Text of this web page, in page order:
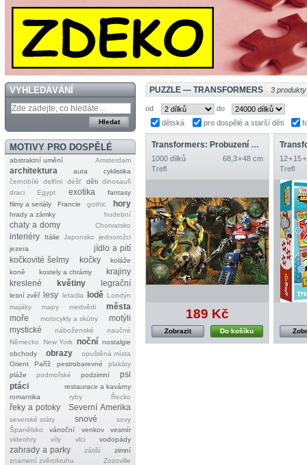
VYHLEDÁVÁNÍ
MOTIVY PRO DOSPĚLÉ
abstraktní umění Amsterdam
architektura auta
cyklistika
černobílé
delfíni déšť děti dinosauři
draci
Egypt exotika
fantasy
filmy a seriály
Francie gothic hory
hrady a zámky hudební
chaty a domy Chorvatsko
interiéry Itálie Japonsko
jednorožci
jezera
jídlo a pití
kočkovité šelmy
kočky
koláže
koně
kostely a chrámy
krajiny
kreslené
květiny legrační
lesní zvěř lesy letadla lodě Londýn
majáky
mapy medvědi
města
moře
motocykly a skútry
motýli
mystické
náboženské
naučné
Německo
New York noční nostalgie
obchody
obrazy
opuštěná místa
Orient
Paříž pestrobarevné
plakáty
pláže
podmořské podzimní
psi
ptáci
restaurace a kavárny
romantika
ryby Řecko
řeky a potoky Severní Amerika
severské státy snové
sovy
Španělsko
vánoční venkov
vesmír
videohry
víly vlci vodopády
zahrady a parky zátiší
zimní
znamení zvěrokruhu
Zozoville
PUZZLE — TRANSFORMERS 3 produkty
od
do
dětská
pro dospělé a starší děti
Transformers: Probuzení monster
1000 dílků
68,3 × 48 cm
Trefl
189 Kč
Do košíku
Zobrazit
12 + 15
Trefl